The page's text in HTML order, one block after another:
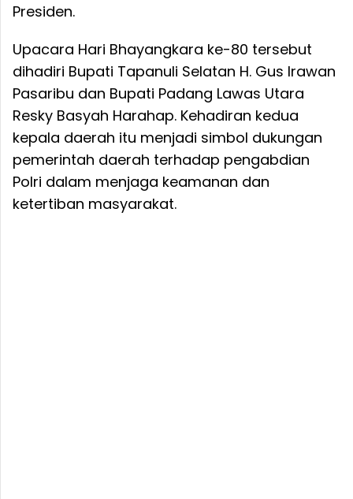
Presiden.
Upacara Hari Bhayangkara ke-80 tersebut
dihadiri Bupati Tapanuli Selatan H. Gus Irawan
Pasaribu dan Bupati Padang Lawas Utara
Resky Basyah Harahap. Kehadiran kedua
kepala daerah itu menjadi simbol dukungan
pemerintah daerah terhadap pengabdian
Polri dalam menjaga keamanan dan
ketertiban masyarakat.